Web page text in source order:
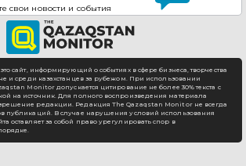
свои новости и события
сайт, информирующий о событиях в сфере бизнеса, творчества
и среди казахстанцев за рубежом. При использовании
Monitor допускается цитирование не более 30% текста с
на источник. Для полного воспроизведения материала
редакции. Редакция The Qazaqstan Monitor не всегда
публикаций. В случае нарушения условий использования
оставляет за собой право урегулировать спор в